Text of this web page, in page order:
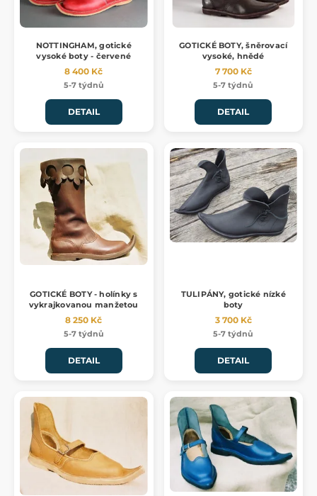
NOTTINGHAM, gotické
vysoké boty - červené
8 400 Kč
5-7 týdnů
DETAIL
GOTICKÉ BOTY, šněrovací
vysoké, hnědé
7 700 Kč
5-7 týdnů
DETAIL
GOTICKÉ BOTY - holínky s
vykrajkovanou manžetou
8 250 Kč
5-7 týdnů
DETAIL
TULIPÁNY, gotické nízké
boty
3 700 Kč
5-7 týdnů
DETAIL